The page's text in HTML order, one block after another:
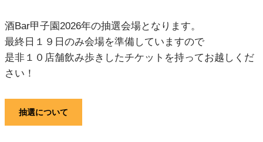
酒Bar甲子園2026年の抽選会場となります。
最終日１９日のみ会場を準備していますので
是非１０店舗飲み歩きしたチケットを持ってお越しくだ
さい！
抽選について